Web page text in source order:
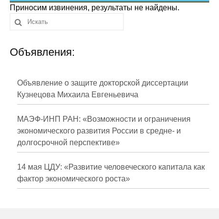
Сотрудники
Отчетность
Противодействие коррупции
Публикации
Научная жизнь
Издания
Проблемы прогнозирования
О журнале
Приносим извинения, результаты не найдены.
Объявления:
Объявление о защите докторской диссертации
Кузнецова Михаила Евгеньевича
МАЭФ-ИНП РАН: «Возможности и ограничения
экономического развития России в средне- и
долгосрочной перспективе»
14 мая ЦДУ: «Развитие человеческого капитала как
фактор экономического роста»